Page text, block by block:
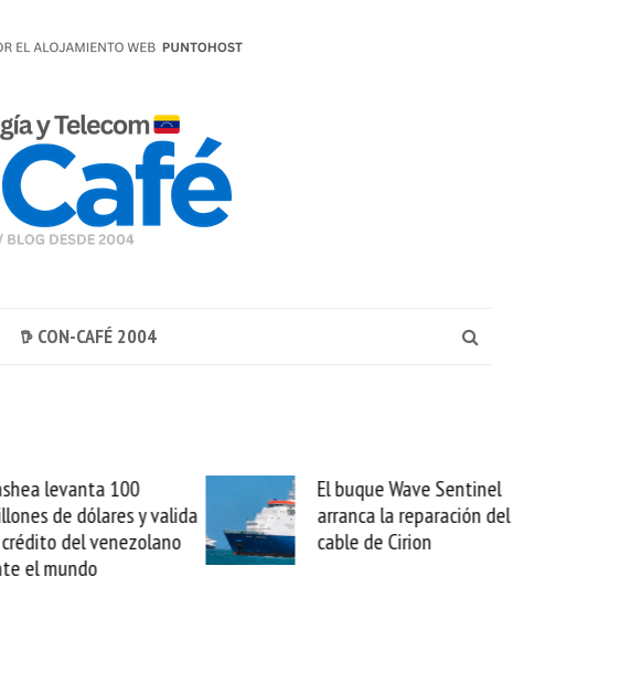
𖠚 CON-CAFÉ 2004
El buque Wave Sentinel
arranca la reparación del
cable de Cirion
Uber se lleva PedidosYa y
sabemos todo lo que puede
mejorar tecnológicamente
esta movida